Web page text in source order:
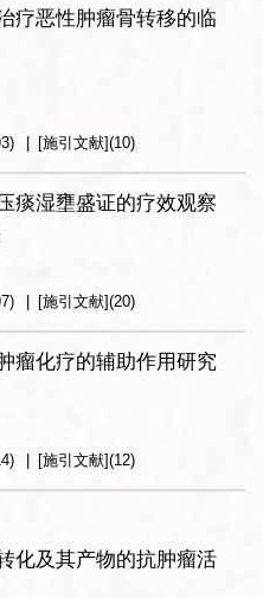
疗恶性肿瘤骨转移的临
) [施引文献](10)
痰湿壅盛证的疗效观察
) [施引文献](20)
瘤化疗的辅助作用研究
) [施引文献](12)
化及其产物的抗肿瘤活